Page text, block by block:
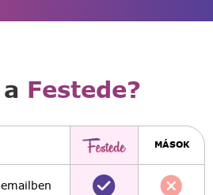
Festede?
MÁSOK